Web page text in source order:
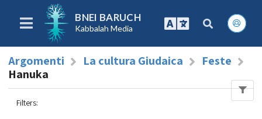
BNEI BARUCH
Kabbalah Media
Argomenti La cultura Giudaica
Feste
Hanuka
Filters: